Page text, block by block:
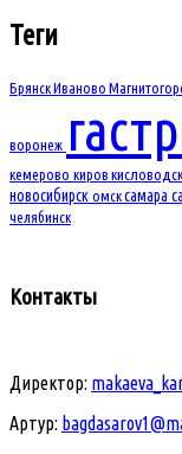
Теги
БрянскИваново
воронеж
кемерово киров кисловодск
новосибирск омсксамара
челябинск
Контакты
Директор:
Артур: